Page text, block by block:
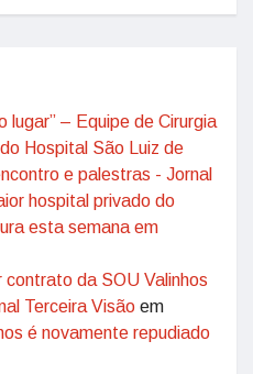
lugar” – Equipe de Cirurgia
Hospital São Luiz de
e palestras - Jornal
hospital privado do
esta semana em
da SOU Valinhos
Terceira Visão em
é novamente repudiado